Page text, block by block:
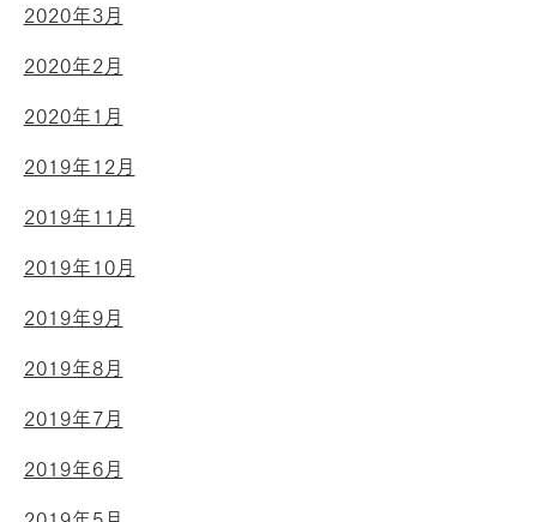
2020年3月
2020年2月
2020年1月
2019年12月
2019年11月
2019年10月
2019年9月
2019年8月
2019年7月
2019年6月